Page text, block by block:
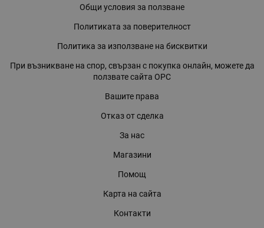
Общи условия за ползване
Политиката за поверителност
Политика за използване на бисквитки
При възникване на спор, свързан с покупка онлайн, можете да
ползвате сайта ОРС
Вашите права
Отказ от сделка
За нас
Магазини
Помощ
Карта на сайта
Контакти